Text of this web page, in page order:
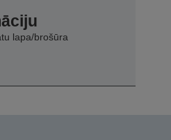
lapa/brošūra